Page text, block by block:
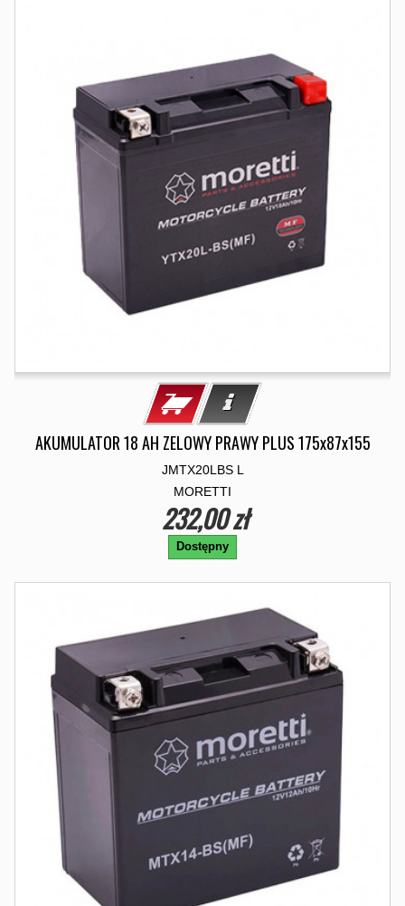
AKUMULATOR 18 AH ZELOWY PRAWY PLUS 175x87x155
JMTX20LBS L
MORETTI
232,00 zł
Dostępny